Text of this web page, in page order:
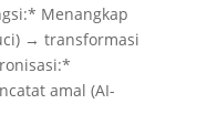
Menangkap
→ transformasi
amal (AI-